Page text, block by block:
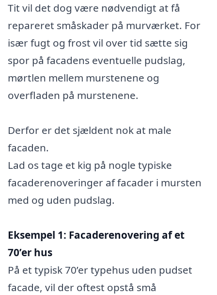
Tit vil det dog være nødvendigt at få
repareret småskader på murværket. For
især fugt og frost vil over tid sætte sig
spor på facadens eventuelle pudslag,
mørtlen mellem murstenene og
overfladen på murstenene.
Derfor er det sjældent nok at male
facaden.
Lad os tage et kig på nogle typiske
facaderenoveringer af facader i mursten
med og uden pudslag.
Eksempel 1: Facaderenovering af et
70’er hus
På et typisk 70’er typehus uden pudset
facade, vil der oftest opstå små